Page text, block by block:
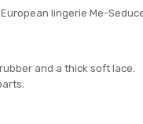
lingerie Me-
and a thick soft lace.